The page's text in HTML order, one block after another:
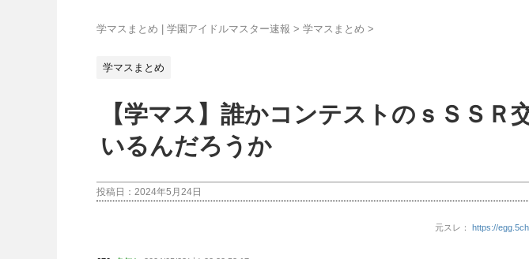
学マスまとめ | 学園アイドルマスター速報 > 学マスまとめ >
学マスまとめ
【学マス】誰かコンテストのｓＳＳＲ
いるんだろうか
投稿日： 2024年5月24日
元スレ： https://